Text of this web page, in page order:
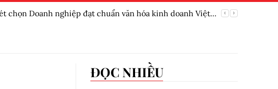
của UOBAM chào bán chứng chỉ quỹ, mức mua tối thiểu
ĐỌC NHIỀU